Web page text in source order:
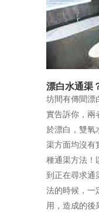
漂白水通渠
坊間有傳聞漂
實告訴你，兩
於漂白，雙氧
渠方面均沒有
種通渠方法！
到正在尋求通
法的時候，一
用，造成的後